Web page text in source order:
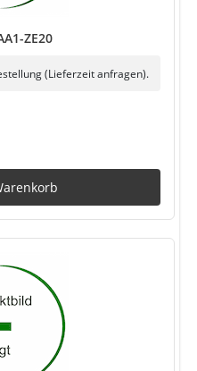
ZE20
(Lieferzeit anfragen).